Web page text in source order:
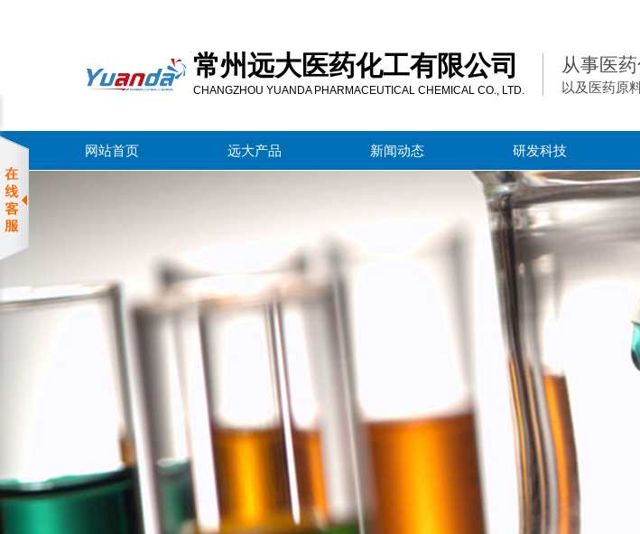
药
工
有
限
司
服
务
化
工
常州远大医药化工有限公司
CHANGZHOU YUANDA PHARMACEUTICAL CHEMICAL CO., LTD.
从事医
以及医药原
网站首页 远大产品 新闻动态 研发科技